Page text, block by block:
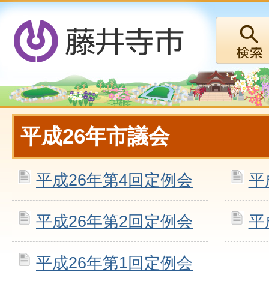
平成26年市議会
平成26年第4回定例会 平
平成26年第2回定例会 平
平成26年第1回定例会